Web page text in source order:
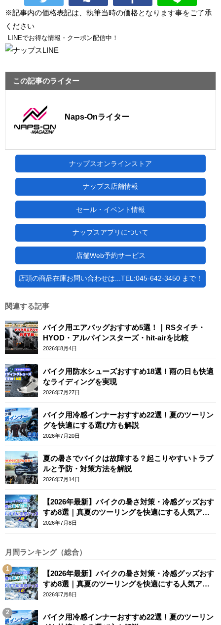
※記事内の価格表記は、執筆当時の価格となります事をご了承
ください
LINEでお得な情報・クーポン配信中！
この記事のライター
Naps-Onライター
ナップスオンラインストア
ナップス店舗情報
セール・イベント情報
ナップスアプリについて
店舗Web予約サービス
店頭の商品在庫お問い合わせは...TEL:045-642-3450 まで！
関連する記事
バイク用エアバッグおすすめ5選！｜RSタイチ・
HYOD・アルパインスターズ・hit-airを比較
2026年8月4日
バイク用防水シューズおすすめ18選！雨の日も快適
なライディングを実現
2026年7月27日
バイク用冷感インナーおすすめ22選！夏のツーリン
グを快適にする選び方も解説
2026年7月20日
夏の暑さでバイクは故障する？起こりやすいトラブ
ルと予防・対策方法を解説
2026年7月14日
【2026年最新】バイクの暑さ対策・冷感グッズおす
すめ8選｜真夏のツーリングを快適にする人気アイ
テム
2026年7月8日
月間ランキング（総合）
【2026年最新】バイクの暑さ対策・冷感グッズおす
すめ8選｜真夏のツーリングを快適にする人気アイ
テム
2026年7月8日
バイク用冷感インナーおすすめ22選！夏のツーリン